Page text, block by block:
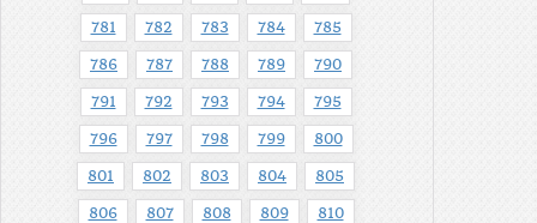
781 782 783 784 785
786 787 788 789 790
791 792 793 794 795
796 797 798 799 800
801 802 803 804 805
806 807 808 809 810